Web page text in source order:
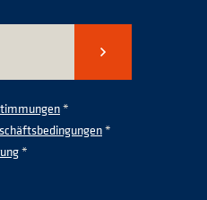
Senden
*
*
*